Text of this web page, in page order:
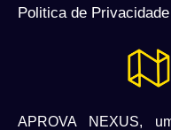
Politica de Privacidade
APROVA NEXUS,